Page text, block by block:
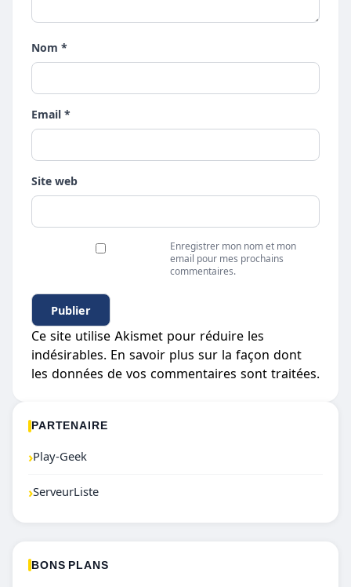
Nom *
Email *
Site web
Enregistrer mon nom et mon
email pour mes prochains
commentaires.
Ce site utilise Akismet pour réduire les
indésirables. En savoir plus sur la façon dont
les données de vos commentaires sont traitées.
PARTENAIRE
›Play-Geek
›ServeurListe
BONS PLANS